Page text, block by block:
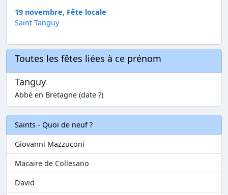
19 novembre, Fête locale
Saint Tanguy
Toutes les fêtes liées à ce prénom
Tanguy
Abbé en Bretagne (date ?)
Saints - Quoi de neuf ?
Giovanni Mazzuconi
Macaire de Collesano
David